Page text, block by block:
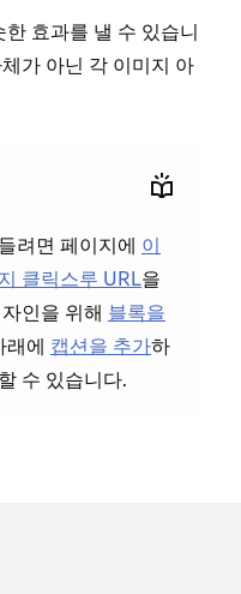
효과를 낼 수 있습니
가 아닌 각 이미지 아
려면 페이지에 이
클릭스루 URL을
인을 위해 블록을
래에 캡션을 추가하
수 있습니다.